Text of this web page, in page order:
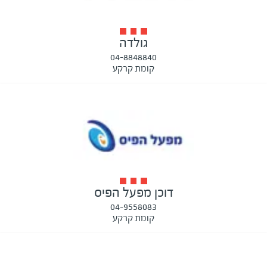
גולדה
04-8848840
קומת קרקע
דוכן מפעל הפיס
04-9558083
קומת קרקע